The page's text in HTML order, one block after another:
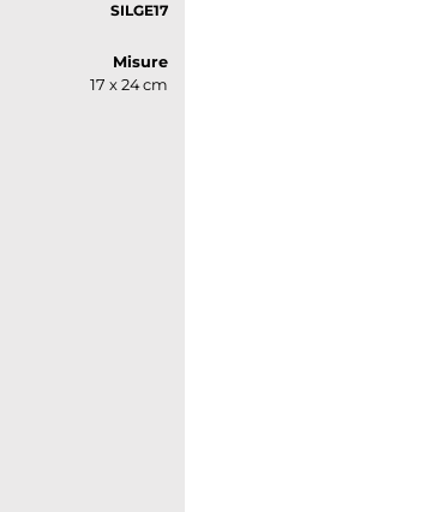
SILGE17
Misure
17 x 24 cm